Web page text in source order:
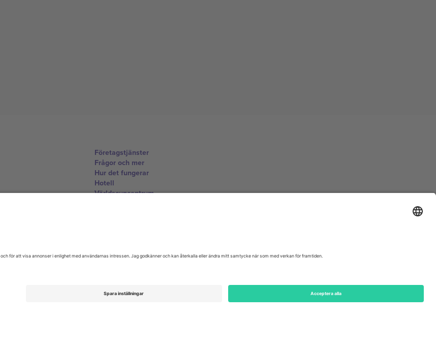
Företagstjänster
Frågor och mer
Hur det fungerar
Hotell
Världscupcentrum